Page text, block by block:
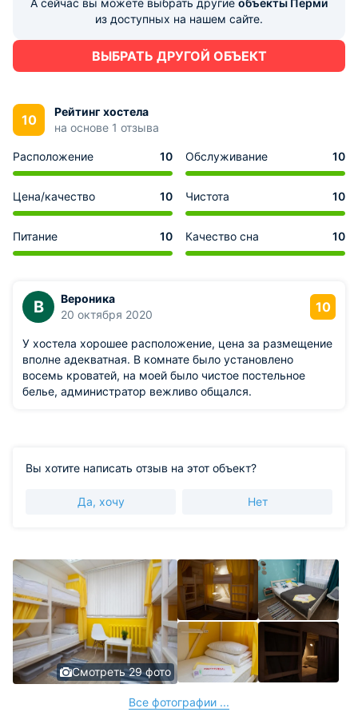
А сейчас вы можете выбрать другие объекты Перми
из доступных на нашем сайте.
ВЫБРАТЬ ДРУГОЙ ОБЪЕКТ
10
Рейтинг хостела
на основе 1 отзыва
Расположение 10 Обслуживание 10
Цена/качество 10 Чистота 10
Питание 10 Качество сна 10
В
Вероника
20 октября 2020
10
У хостела хорошее расположение, цена за размещение
вполне адекватная. В комнате было установлено
восемь кроватей, на моей было чистое постельное
белье, администратор вежливо общался.
Вы хотите написать отзыв на этот объект?
Да, хочу Нет
Смотреть 29 фото
Все фотографии ...